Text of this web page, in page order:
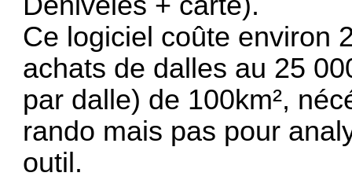
Ce logiciel coûte environ
achats de dalles au 25
par dalle) de 100km²,
rando mais pas pour
outil.